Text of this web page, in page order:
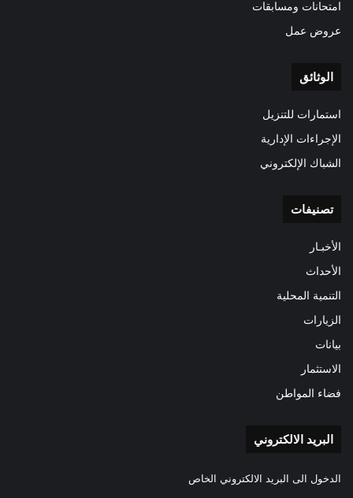
امتحانات ومسابقات
عروض عمل
الوثائق
استمارات للتنزيل
الإجراءات الإدارية
الشباك الإلكتروني
تصنيفات
الأخبـار
الأحداث
التنمية المحلية
الزيارات
بيانات
الاستثمار
فضاء المواطن
البريد الالكتروني
الدخول الى البريد الالكتروني الخاص